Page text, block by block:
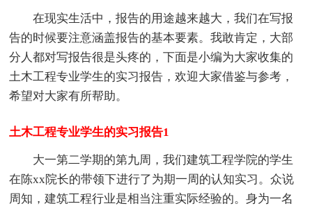
在现实生活中，报告的用途越来越大，我们在写报
告的时候要注意涵盖报告的基本要素。我敢肯定，大部
分人都对写报告很是头疼的，下面是小编为大家收集的
土木工程专业学生的实习报告，欢迎大家借鉴与参考，
希望对大家有所帮助。
土木工程专业学生的实习报告1
大一第二学期的第九周，我们建筑工程学院的学生
在陈xx院长的带领下进行了为期一周的认知实习。众说
周知，建筑工程行业是相当注重实际经验的。身为一名